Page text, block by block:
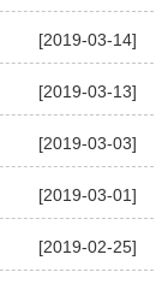
[2019-03-14]
[2019-03-13]
[2019-03-03]
[2019-03-01]
[2019-02-25]